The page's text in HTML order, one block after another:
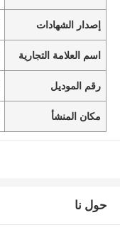
إصدار الشهادات
اسم العلامة التجارية
رقم الموديل
مكان المنشأ
حول نا